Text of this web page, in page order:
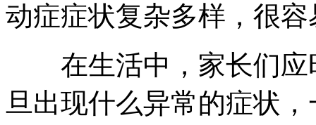
动症症状复杂多样，很
在生活中，家长们应
旦出现什么异常的症状